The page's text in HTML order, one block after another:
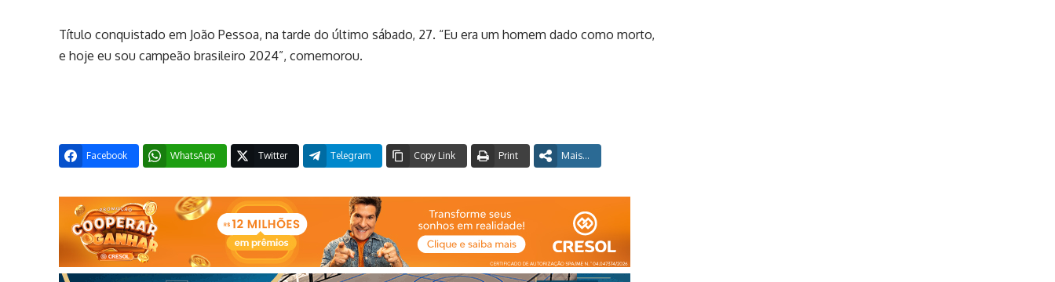
Título conquistado em João Pessoa, na tarde do último sábado, 27. “Eu era um homem dado como morto,
e hoje eu sou campeão brasileiro 2024”, comemorou.
Facebook WhatsApp Twitter Telegram Copy Link Print Mais...